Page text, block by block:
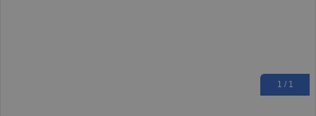
1 / 1